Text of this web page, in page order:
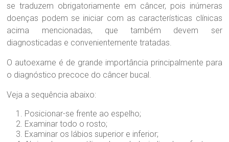
se traduzem obrigatoriamente em câncer, pois inúmeras
doenças podem se iniciar com as características clínicas
acima mencionadas, que também devem ser
diagnosticadas e convenientemente tratadas.
O autoexame é de grande importância principalmente para
o diagnóstico precoce do câncer bucal.
Veja a sequência abaixo:
Posicionar-se frente ao espelho;
Examinar todo o rosto;
Examinar os lábios superior e inferior;